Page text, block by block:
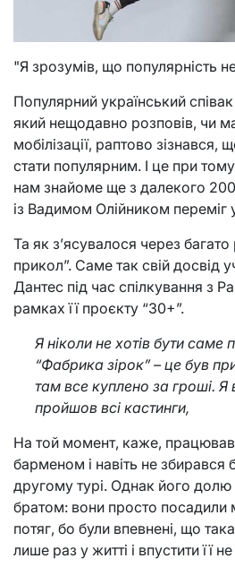
"Я зрозумів, що популярність
Популярний український
який нещодавно розповів, чи
мобілізації, раптово зізнався,
стати популярним. І це при
нам знайоме ще з далекого
із Вадимом Олійником переміг
Та як з’ясувалося через багато
прикол”. Саме так свій досвід
Дантес під час спілкування з
рамках її проєкту “30+”.
Я ніколи не хотів бути саме
“Фабрика зірок” – це був
там все куплено за гроші. Я
пройшов всі кастинги,
На той момент, каже,
барменом і навіть не збирався
другому турі. Однак його долю
братом: вони просто посадили
потяг, бо були впевнені, що
лише раз у житті і впустити її